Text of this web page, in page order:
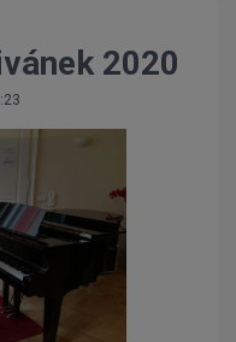
2020